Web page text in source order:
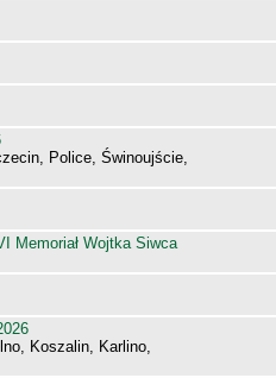
Police, Świnoujście,
Memoriał Wojtka Siwca
Koszalin, Karlino,